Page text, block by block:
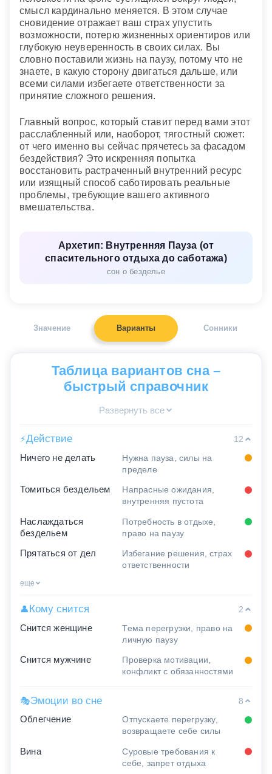
смысл кардинально меняется. В этом случае
сновидение отражает ваш страх упустить
возможности, потерю жизненных ориентиров или
глубокую неуверенность в своих силах. Вы
словно поставили жизнь на паузу, потому что не
знаете, в какую сторону двигаться дальше, или
всеми силами избегаете ответственности за
принятие сложного решения.
Главный вопрос, который ставит перед вами этот
расслабленный или, наоборот, тягостный сюжет:
от чего именно вы сейчас прячетесь за фасадом
бездействия? Это искренняя попытка
восстановить растраченный внутренний ресурс
или изящный способ саботировать реальные
проблемы, требующие вашего активного
вмешательства.
Архетип: Внутренняя Пауза (от
спасительного отдыха до саботажа)
сон о безделье
Значение Варианты Сонники
Таблица вариантов сна –
быстрый справочник
Развернуть все
⚡Действие
12
Ничего не делать
Нужна пауза, силы на
пределе
Томиться бездельем
Напрасные ожидания,
внутренняя пустота
Наслаждаться
бездельем
Потребность в отдыхе,
право на паузу
Прятаться от дел
Избегание решения, страх
ответственности
еще
👤Кому снится
2
Снится женщине
Тема перегрузки, право на
личную паузу
Снится мужчине
Проверка мотивации,
конфликт с обязанностями
🎭Эмоции во сне
8
Облегчение
Отпускаете перегрузку,
возвращаете себе силы
Вина
Суровые требования к
себе, запрет отдыха